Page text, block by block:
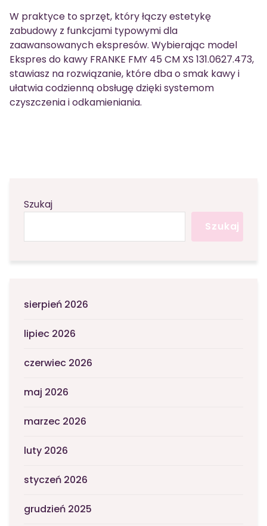
W praktyce to sprzęt, który łączy estetykę
zabudowy z funkcjami typowymi dla
zaawansowanych ekspresów. Wybierając model
Ekspres do kawy FRANKE FMY 45 CM XS 131.0627.473,
stawiasz na rozwiązanie, które dba o smak kawy i
ułatwia codzienną obsługę dzięki systemom
czyszczenia i odkamieniania.
Szukaj
Szukaj
sierpień 2026
lipiec 2026
czerwiec 2026
maj 2026
marzec 2026
luty 2026
styczeń 2026
grudzień 2025